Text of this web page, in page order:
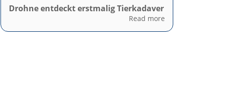
Drohne entdeckt erstmalig Tierkadaver
Read more